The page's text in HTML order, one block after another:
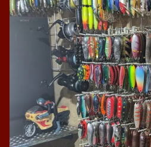
ホーム
マイルアースペース